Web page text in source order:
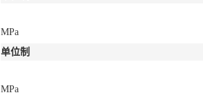
MPa
单位制
MPa